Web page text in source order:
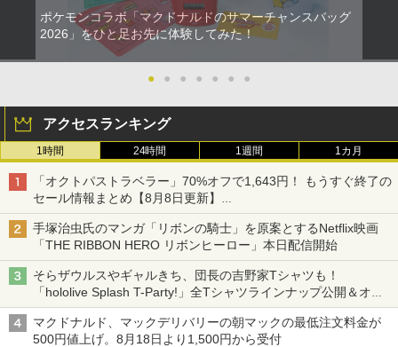
ポケモンコラボ「マクドナルドのサマーチャンスバッグ
2026」をひと足お先に体験してみた！
● ● ● ● ● ● ●
アクセスランキング
1時間 24時間 1週間 1カ月
「オクトパストラベラー」70%オフで1,643円！ もうすぐ終了の
セール情報まとめ【8月8日更新】
ニンテンドーeショップでは「大神 絶景版」が67%オフで990円
手塚治虫氏のマンガ「リボンの騎士」を原案とするNetflix映画
「THE RIBBON HERO リボンヒーロー」本日配信開始
そらザウルスやギャルきち、団長の吉野家Tシャツも！
「hololive Splash T-Party!」全Tシャツラインナップ公開＆オン
ライン販売開始
マクドナルド、マックデリバリーの朝マックの最低注文料金が
500円値上げ。8月18日より1,500円から受付